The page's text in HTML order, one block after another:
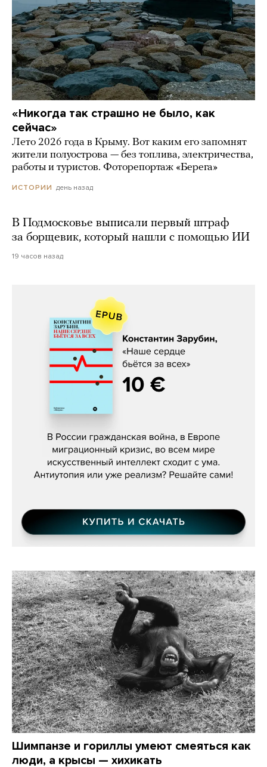
«Никогда так страшно не было, как
сейчас»
Лето 2026 года в Крыму. Вот каким его запомнят
жители полуострова — без топлива, электричества,
работы и туристов. Фоторепортаж «Берега»
ИСТОРИИ день назад
В Подмосковье выписали первый штраф
за борщевик, который нашли с помощью ИИ
19 часов назад
Константин Зарубин, «Наше сердце
Шимпанзе и гориллы умеют смеяться как
люди, а крысы — хихикать